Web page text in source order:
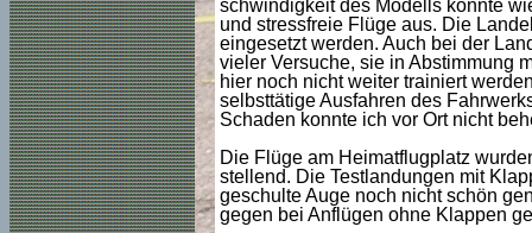
schwindigkeit des Modells könnte
und stressfreie Flüge aus. Die
eingesetzt werden. Auch bei der
vieler Versuche, sie in Abstimmung
hier noch nicht weiter trainiert
selbsttätige Ausfahren des
Schaden konnte ich vor Ort nicht
Die Flüge am Heimatflugplatz
stellend. Die Testlandungen mit
geschulte Auge noch nicht schön
gegen bei Anflügen ohne Klappen